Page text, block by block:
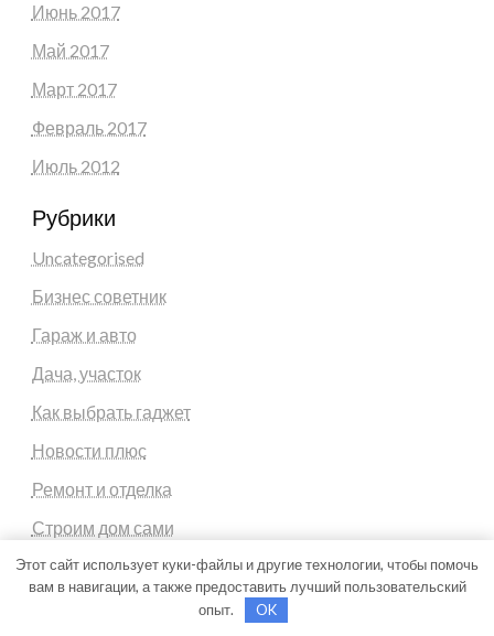
Июнь 2017
Май 2017
Март 2017
Февраль 2017
Июль 2012
Рубрики
Uncategorised
Бизнес советник
Гараж и авто
Дача, участок
Как выбрать гаджет
Новости плюс
Ремонт и отделка
Строим дом сами
Этот сайт использует куки-файлы и другие технологии, чтобы помочь
вам в навигации, а также предоставить лучший пользовательский
опыт.
OK